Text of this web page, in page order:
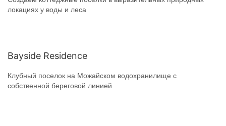
локациях у воды и леса
Bayside Residence
Клубный поселок на Можайском водохранилище с
собственной береговой линией